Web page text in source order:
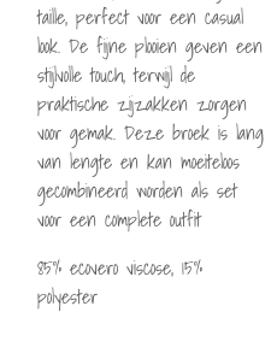
taille, perfect voor een casual
look. De fijne plooien geven een
stijlvolle touch, terwijl de
praktische zijzakken zorgen
voor gemak. Deze broek is lang
van lengte en kan moeiteloos
gecombineerd worden als set
voor een complete outfit
85% ecovero viscose, 15%
polyester